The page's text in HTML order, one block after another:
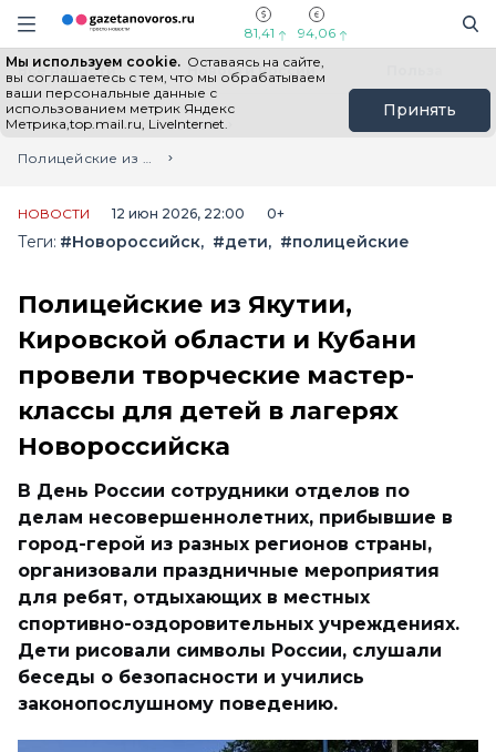
Информационный портал "ГазетаНоворос.ру"
Навигация сайта
81,41 94,06
Мы используем cookie. Оставаясь на сайте,
вы соглашаетесь с тем, что мы обрабатываем
ваши персональные данные с
использованием метрик Яндекс
Метрика,top.mail.ru, LiveInternet.
Принять
Все новости Новости России
Главная
Лента новостей
Полицейские из Якутии, Кировской области и Кубани провели творческие мастер-классы для детей в лагерях Новороссийска
НОВОСТИ 12 июн 2026, 22:00 0+
Теги: #Новороссийск #дети #полицейские
Полицейские из Якутии,
Кировской области и Кубани
провели творческие мастер-
классы для детей в лагерях
Новороссийска
В День России сотрудники отделов по
делам несовершеннолетних, прибывшие в
город-герой из разных регионов страны,
организовали праздничные мероприятия
для ребят, отдыхающих в местных
спортивно-оздоровительных учреждениях.
Дети рисовали символы России, слушали
беседы о безопасности и учились
законопослушному поведению.